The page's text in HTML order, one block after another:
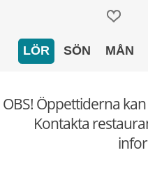
LÖR SÖN MÅN
OBS! Öppettiderna
Kontakta